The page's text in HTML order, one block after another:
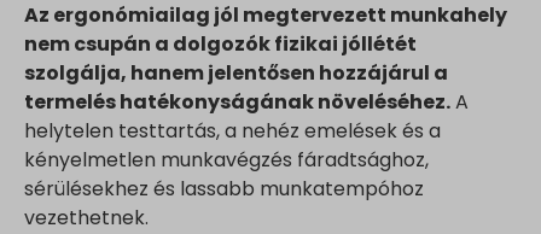
Az ergonómiailag jól megtervezett munkahely
nem csupán a dolgozók fizikai jóllétét
szolgálja, hanem jelentősen hozzájárul a
termelés hatékonyságának növeléséhez.A
helytelen testtartás, a nehéz emelések és a
kényelmetlen munkavégzés fáradtsághoz,
sérülésekhez és lassabb munkatempóhoz
vezethetnek.